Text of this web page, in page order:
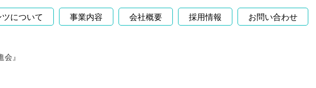
について 事業内容 会社概要 採用情報 お問い合わせ
』